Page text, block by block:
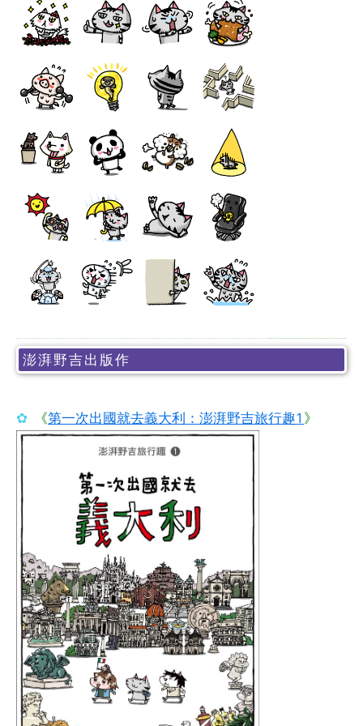
澎湃野吉出版作
✿ 《第一次出國就去義大利：澎湃野吉旅行趣1 》